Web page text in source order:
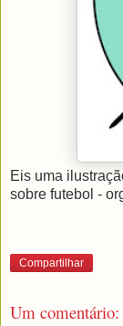
Eis uma
sobre futebol -
Compartilhar
Um comentário: